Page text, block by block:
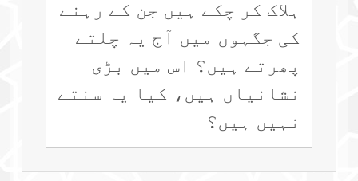
ہلاک کر چکے ہیں جن کے رہنے
کی جگہوں میں آج یہ چلتے
پھرتے ہیں؟ اس میں بڑی
نشانیاں ہیں، کیا یہ سنتے
نہیں ہیں؟